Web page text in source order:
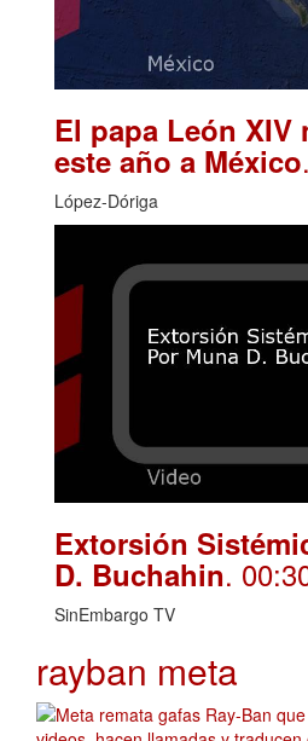
El papa León XIV
este año a México
López-Dóriga
Extorsión
D. Buchahin.
SinEmbargo TV
rayban meta